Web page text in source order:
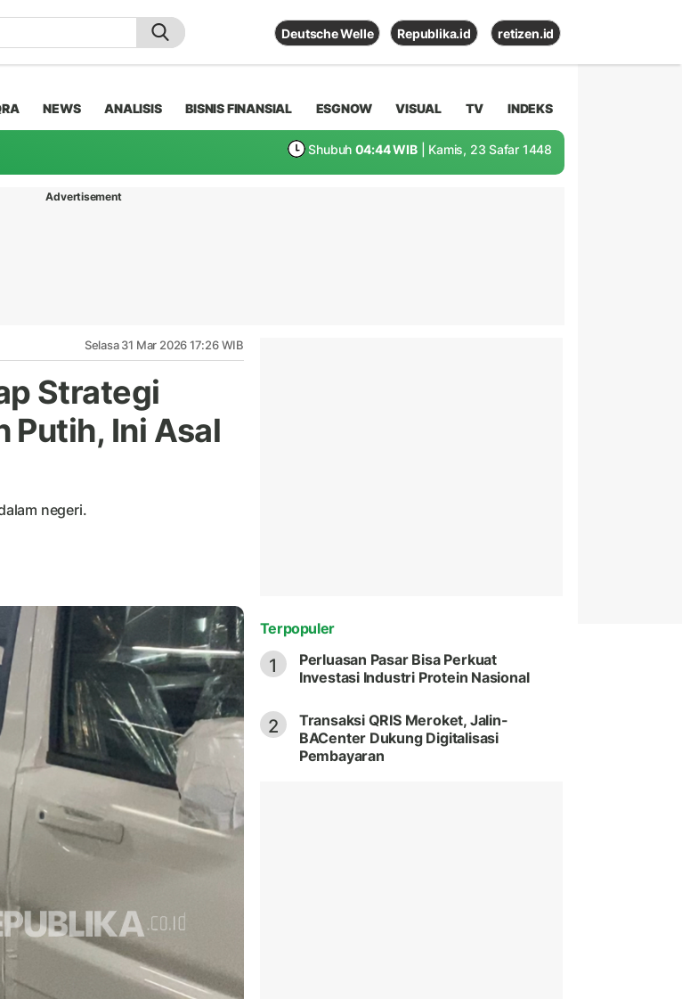
Deutsche Welle Republika.id retizen.id
NEWS ANALISIS BISNIS FINANSIAL ESGNOW VISUAL TV INDEKS
Shubuh 04:44 WIB | Kamis, 23 Safar 1448
Advertisement
Selasa 31 Mar 2026 17:26 WIB
Strategi
Putih, Ini Asal
negeri.
Terpopuler
1
Perluasan Pasar Bisa Perkuat
Investasi Industri Protein Nasional
2
Transaksi QRIS Meroket, Jalin-
BACenter Dukung Digitalisasi
Pembayaran